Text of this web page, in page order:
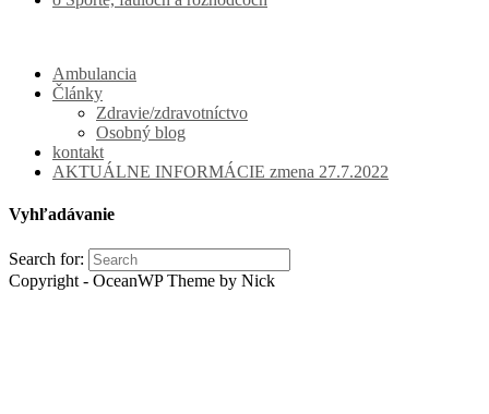
Ambulancia
Články
Zdravie/zdravotníctvo
Osobný blog
kontakt
AKTUÁLNE INFORMÁCIE zmena 27.7.2022
Vyhľadávanie
Search for:
Copyright - OceanWP Theme by Nick